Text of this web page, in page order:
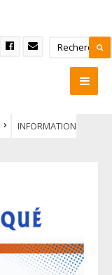
INFORMATION